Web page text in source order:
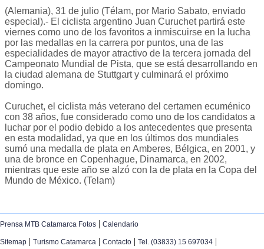
(Alemania), 31 de julio (Télam, por Mario Sabato, enviado
especial).- El ciclista argentino Juan Curuchet partirá este
viernes como uno de los favoritos a inmiscuirse en la lucha
por las medallas en la carrera por puntos, una de las
especialidades de mayor atractivo de la tercera jornada del
Campeonato Mundial de Pista, que se está desarrollando en
la ciudad alemana de Stuttgart y culminará el próximo
domingo.
Curuchet, el ciclista más veterano del certamen ecuménico
con 38 años, fue considerado como uno de los candidatos a
luchar por el podio debido a los antecedentes que presenta
en esta modalidad, ya que en los últimos dos mundiales
sumó una medalla de plata en Amberes, Bélgica, en 2001, y
una de bronce en Copenhague, Dinamarca, en 2002,
mientras que este año se alzó con la de plata en la Copa del
Mundo de México. (Telam)
Prensa MTB Catamarca Fotos | Calendario
Sitemap | Turismo Catamarca | Contacto | Tel. (03833) 15 697034 |